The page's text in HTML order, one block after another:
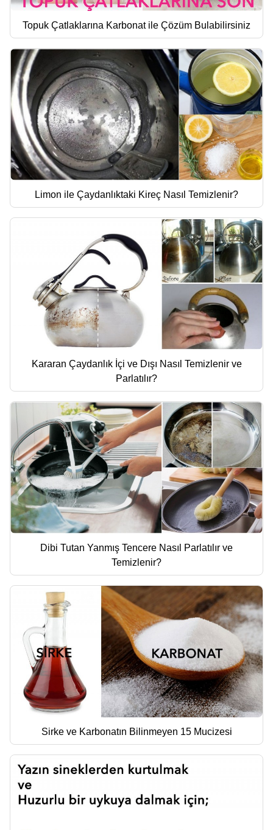
Topuk Çatlaklarına Karbonat ile Çözüm Bulabilirsiniz
Limon ile Çaydanlıktaki Kireç Nasıl Temizlenir?
Kararan Çaydanlık İçi ve Dışı Nasıl Temizlenir ve
Parlatılır?
Dibi Tutan Yanmış Tencere Nasıl Parlatılır ve
Temizlenir?
Sirke ve Karbonatın Bilinmeyen 15 Mucizesi